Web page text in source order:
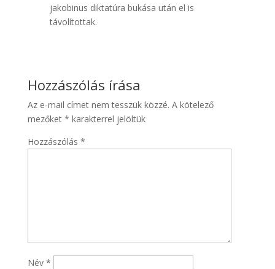
jakobinus diktatúra bukása után el is
távolítottak.
Hozzászólás írása
Az e-mail címet nem tesszük közzé. A kötelező
mezőket * karakterrel jelöltük
Hozzászólás *
Név *